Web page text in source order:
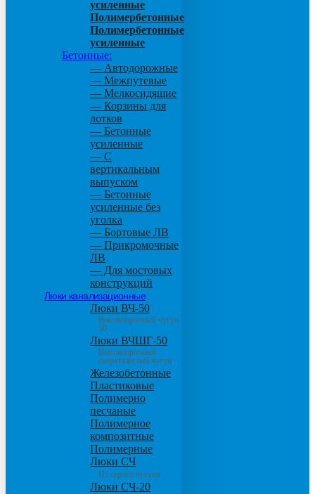
усиленные
Полимербетонные
Полимербетонные
усиленные
Бетонные:
— Автодорожные
— Межпутевые
— Мелкосидящие
— Корзины для
лотков
— Бетонные
усиленные
— С
вертикальным
выпуском
— Бетонные
усиленные без
уголка
— Бортовые ЛВ
— Прикромочные
ЛВ
— Для мостовых
конструкций
Люки канализационные
Люки ВЧ-50
Высокопрочный чугун
50
Люки ВЧШГ-50
Высокопрочный
сверхтяжелый чугун
Железобетонные
Пластиковые
Полимерно
песчаные
Полимерное
композитные
Полимерные
Люки СЧ
Из серого чугуна
Люки СЧ-20